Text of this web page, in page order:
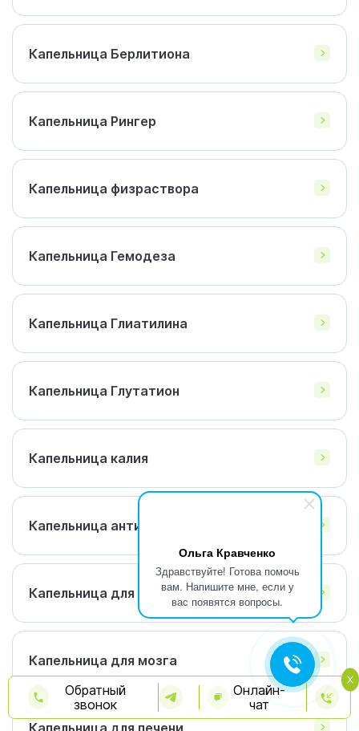
Ольга Кравченко
Здравствуйте! Готова помочь
вам. Напишите мне, если у
вас появятся вопросы.
Капельница Берлитиона
Капельница Рингер
Капельница физраствора
Капельница Гемодеза
Капельница Глиатилина
Капельница Глутатион
Капельница калия
Капельница антистресс
Капельница для иммунитета
Капельница для мозга
Обратный
звонок
Онлайн-
чат